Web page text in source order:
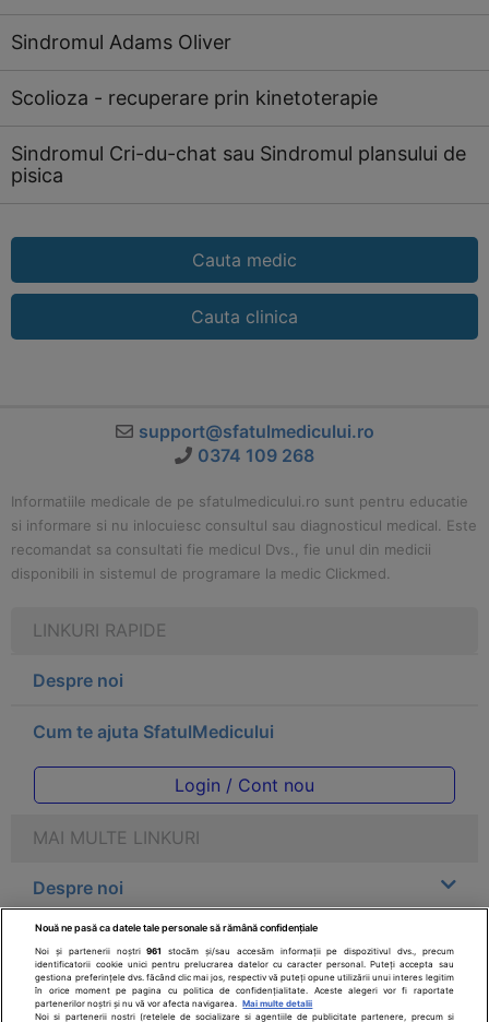
Sindromul Adams Oliver
Scolioza - recuperare prin kinetoterapie
Sindromul Cri-du-chat sau Sindromul plansului de
pisica
Cauta medic
Cauta clinica
support@sfatulmedicului.ro
0374 109 268
Informatiile medicale de pe sfatulmedicului.ro sunt pentru educatie
si informare si nu inlocuiesc consultul sau diagnosticul medical. Este
recomandat sa consultati fie medicul Dvs., fie unul din medicii
disponibili in sistemul de programare la medic Clickmed.
LINKURI RAPIDE
Despre noi
Cum te ajuta SfatulMedicului
Login / Cont nou
MAI MULTE LINKURI
Despre noi
Legal
Drepturile consumatorului
Nouă ne pasă ca datele tale personale să rămână confidențiale
Noi și partenerii noștri961
stocăm și/sau accesăm informații pe dispozitivul dvs., precum
identificatorii cookie unici pentru prelucrarea datelor cu caracter personal. Puteți accepta sau
gestiona preferințele dvs. făcând clic mai jos, respectiv vă puteți opune utilizării unui interes legitim
în orice moment pe pagina cu politica de confidențialitate. Aceste alegeri vor fi raportate
partenerilor noștri și nu vă vor afecta navigarea.
Mai multe detalii
Noi si partenerii nostri (retelele de socializare si agentiile de publicitate partenere, precum si